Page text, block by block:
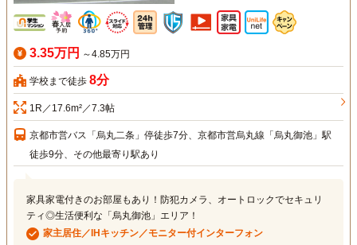
3.35万円 ～4.85万円
学校まで徒歩 8分
1R／17.6m²／7.3帖
京都市営バス「烏丸二条」停徒歩7分、京都市営烏丸線「烏丸御池」駅
徒歩9分、その他最寄り駅あり
家具家電付きのお部屋もあり！防犯カメラ、オートロックでセキュリ
ティ◎生活便利な「烏丸御池」エリア！
家主居住／IHキッチン／モニター付インターフォン